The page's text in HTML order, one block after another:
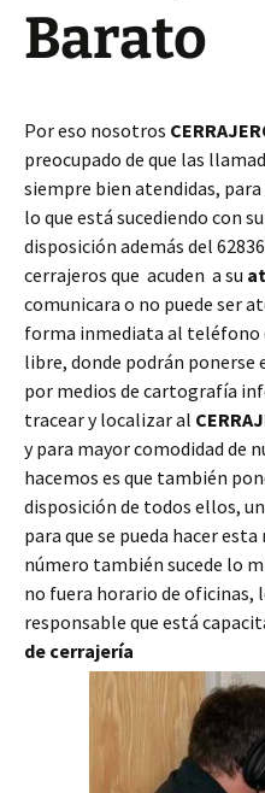
Barato
Por eso nosotros
preocupado de que las
siempre bien atendidas,
lo que está sucediendo con
disposición además del
cerrajeros que acuden a su
comunicara o no puede ser
forma inmediata al teléfono
libre, donde podrán ponerse
por medios de cartografía
tracear y localizar al
y para mayor comodidad de
hacemos es que también
disposición de todos ellos,
para que se pueda hacer
número también sucede lo
no fuera horario de oficinas,
responsable que está
de cerrajería